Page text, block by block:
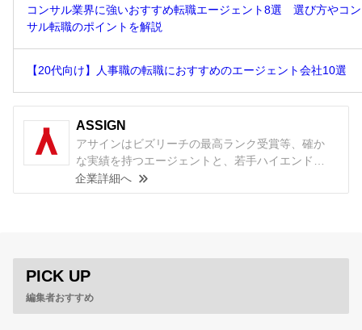
コンサル業界に強いおすすめ転職エージェント8選 選び方やコン
サル転職のポイントを解説
【20代向け】人事職の転職におすすめのエージェント会社10選
ASSIGN
アサインはビズリーチの最高ランク受賞等、確か
な実績を持つエージェントと、若手ハイエンド向
け転職サイト『ASSIGN』であなたのキャリアを支
援しています。 コンサルティング業界専門のキャ
逆算したキャリア戦略をご提案し、ご納得いただ
いた上で案件をご紹介するのが、弊社のキャリア
支援の特徴です。
企業詳細へ
PICK UP
編集者おすすめ